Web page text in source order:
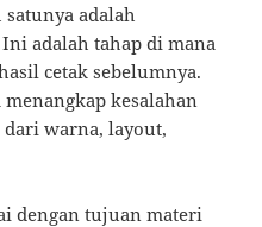
adalah
adalah tahap di mana
cetak sebelumnya.
kesalahan
warna, layout,
dengan tujuan materi